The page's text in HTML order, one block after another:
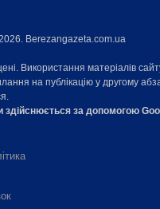
Berezangazeta.com.ua
Використання матеріалів
на публікацію у другому
здійснюється за допомогою